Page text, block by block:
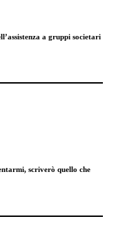
a gruppi societari
scriverò quello che